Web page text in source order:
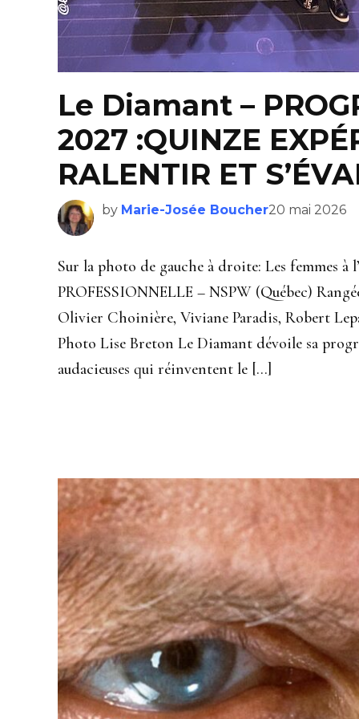
Le Diamant –
2027 :QUINZE
RALENTIR ET
by Marie-Josée Boucher20 mai 2026
Sur la photo de gauche à droite: Les femmes
PROFESSIONNELLE – NSPW (Québec)
Olivier Choinière, Viviane Paradis, Robert
Photo Lise Breton Le Diamant dévoile sa
audacieuses qui réinventent le […]